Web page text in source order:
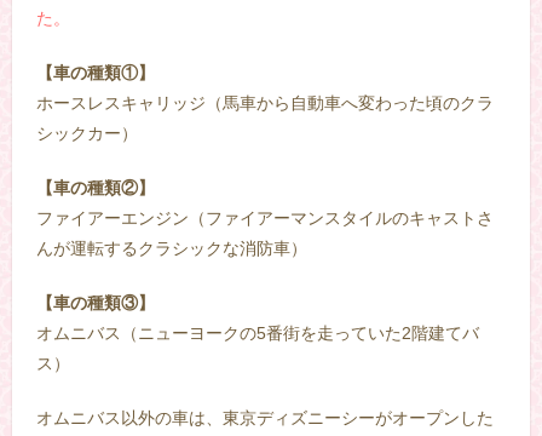
た。
【車の種類①】
ホースレスキャリッジ（馬車から自動車へ変わった頃のクラ
シックカー）
【車の種類②】
ファイアーエンジン（ファイアーマンスタイルのキャストさ
んが運転するクラシックな消防車）
【車の種類③】
オムニバス（ニューヨークの5番街を走っていた2階建てバ
ス）
オムニバス以外の車は、東京ディズニーシーがオープンした